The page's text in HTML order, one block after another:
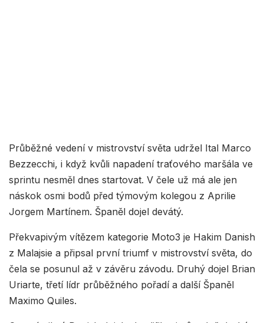
Průběžné vedení v mistrovství světa udržel Ital Marco
Bezzecchi, i když kvůli napadení traťového maršála ve
sprintu nesměl dnes startovat. V čele už má ale jen
náskok osmi bodů před týmovým kolegou z Aprilie
Jorgem Martínem. Španěl dojel devátý.
Překvapivým vítězem kategorie Moto3 je Hakim Danish
z Malajsie a připsal první triumf v mistrovství světa, do
čela se posunul až v závěru závodu. Druhý dojel Brian
Uriarte, třetí lídr průběžného pořadí a další Španěl
Maximo Quiles.